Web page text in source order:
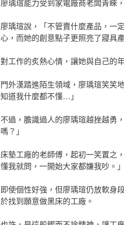
廖瑀瑄能力受到家電廠商老闆青睞
廖瑀瑄說，「不管賣什麼產品，一
心，而她的創意點子更照亮了寢具
對工作的炙熱心情，讓她與自己的
門外漢踏進陌生領域，廖瑀瑄笑笑
知道我什麼都不懂…」
不過，膽識過人的廖瑀瑄越挫越勇
嗎？」
床墊工廠的老師傅，起初一笑置之
懂我就問，一開始大家都嫌我吵。
即使個性好強，但廖瑀瑄仍放軟身
於找到願意做黑床的工廠。